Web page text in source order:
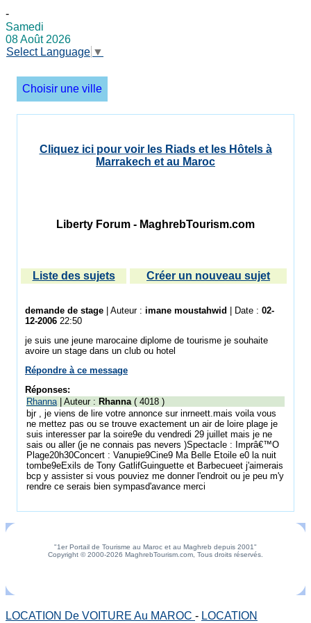
-
Samedi
08 Août 2026
Select Language ▼
Choisir une ville
Cliquez ici pour voir les Riads et les Hôtels à
Marrakech et au Maroc
Liberty Forum - MaghrebTourism.com
Liste des sujets Créer un nouveau sujet
demande de stage | Auteur : imane moustahwid | Date : 02-
12-2006 22:50
je suis une jeune marocaine diplome de tourisme je souhaite
avoire un stage dans un club ou hotel
Répondre à ce message
Réponses:
Rhanna| Auteur : Rhanna( 4018 )
bjr , je viens de lire votre annonce sur inrneett.mais voila vous
ne mettez pas ou se trouve exactement un air de loire plage je
suis interesser par la soire9e du vendredi 29 juillet mais je ne
sais ou aller (je ne connais pas nevers )Spectacle : Imprâ€™O
Plage20h30Concert : Vanupie9Cine9 Ma Belle Etoile e0 la nuit
tombe9eExils de Tony GatlifGuinguette et Barbecueet j'aimerais
bcp y assister si vous pouviez me donner l'endroit ou je peu m'y
rendre ce serais bien sympasd'avance merci
"1er Portail de Tourisme au Maroc et au Maghreb depuis 2001"
Copyright © 2000-2026 MaghrebTourism.com, Tous droits réservés.
LOCATION De VOITURE Au MAROC - LOCATION